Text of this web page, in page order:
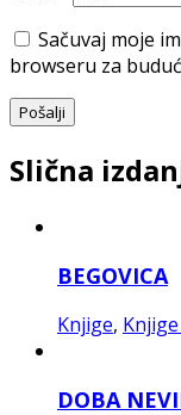
Sačuvaj moje
browseru za
Slična
BEGOVICA
Knjige,
DOBA